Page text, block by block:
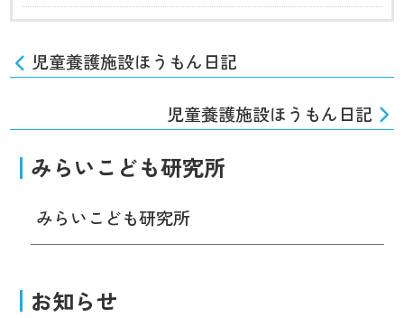
児童養護施設ほうもん日記
児童養護施設ほうもん日記
みらいこども研究所
みらいこども研究所
お知らせ